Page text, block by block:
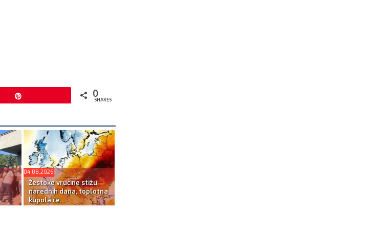
0
SHARES
04.08.2026
Žestoke vrućine stižu
narednih dana, toplotna
kupola će...